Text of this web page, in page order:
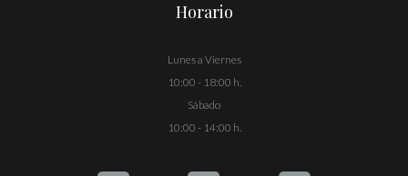
Horario
Lunes a Viernes
10:00 - 18:00 h.
Sábado
10:00 - 14:00 h.